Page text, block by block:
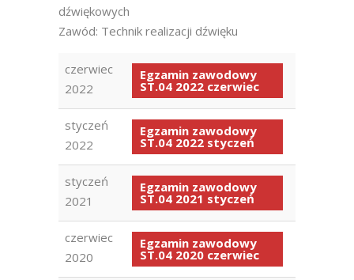
dźwiękowych
Zawód: Technik realizacji dźwięku
czerwiec
2022
Egzamin zawodowy
ST.04 2022 czerwiec
styczeń
2022
Egzamin zawodowy
ST.04 2022 styczeń
styczeń
2021
Egzamin zawodowy
ST.04 2021 styczeń
czerwiec
2020
Egzamin zawodowy
ST.04 2020 czerwiec